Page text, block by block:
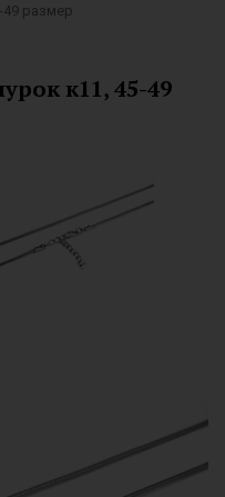
размер
к11, 45-49